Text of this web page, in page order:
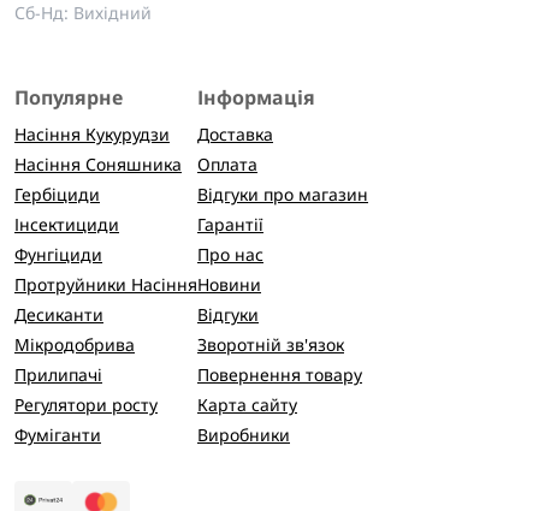
Сб-Нд: Вихідний
Популярне
Насіння Кукурудзи
Насіння Соняшника
Гербіциди
Інсектициди
Фунгіциди
Протруйники Насіння
Десиканти
Мікродобрива
Прилипачі
Регулятори росту
Фуміганти
Інформація
Доставка
Оплата
Відгуки про магазин
Гарантії
Про нас
Новини
Відгуки
Зворотній зв'язок
Повернення товару
Карта сайту
Виробники